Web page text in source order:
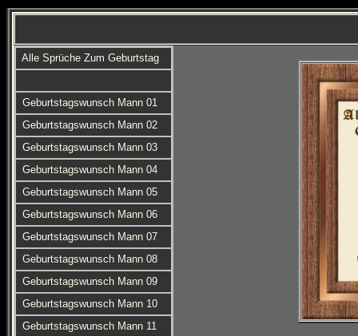
Alle Sprüche Zum Geburtstag
Geburtstagswunsch Mann 01
Geburtstagswunsch Mann 02
Geburtstagswunsch Mann 03
Geburtstagswunsch Mann 04
Geburtstagswunsch Mann 05
Geburtstagswunsch Mann 06
Geburtstagswunsch Mann 07
Geburtstagswunsch Mann 08
Geburtstagswunsch Mann 09
Geburtstagswunsch Mann 10
Geburtstagswunsch Mann 11